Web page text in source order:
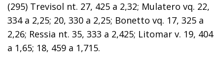
(295) Trevisol nt. 27, 425 a 2,32; Mulatero vq. 22,
334 a 2,25; 20, 330 a 2,25; Bonetto vq. 17, 325 a
2,26; Ressia nt. 35, 333 a 2,425; Litomar v. 19, 404
a 1,65; 18, 459 a 1,715.